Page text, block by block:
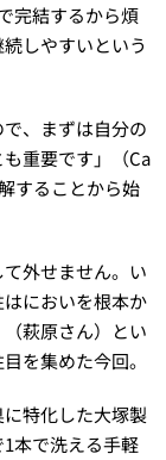
完結するから煩
しやすいという
、まずは自分の
重要です」（Ca
することから始
外せません。い
においを根本か
萩原さん）とい
を集めた今回。
特化した大塚製
本で洗える手軽